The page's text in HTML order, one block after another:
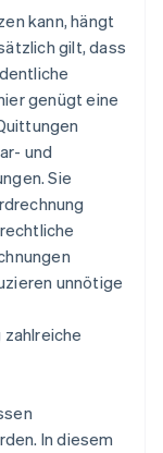
kann, hängt
gilt, dass
genügt eine
und
Sie
unnötige
In diesem